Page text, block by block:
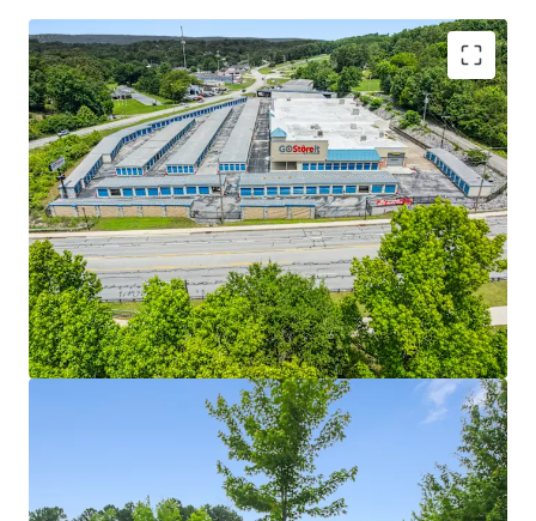
STRONG IN-PLACE CASH FLOW WITH REVENUE
GROWTH UPSIDE
LIMITED ONCOMING SUPPLY IN STRONG
SOUTHEASTERN MARKETS
WELL POSITIONED ASSETS WITH EXCELLENT
ACCESSIBILITY AND TRADE AREA DEMOGRAPHICS
WELL MAINTAINED, PRIVATELY MANAGED
FACILITIES
SELF STORAGE OPERATIONS TRENDING UPWARDS